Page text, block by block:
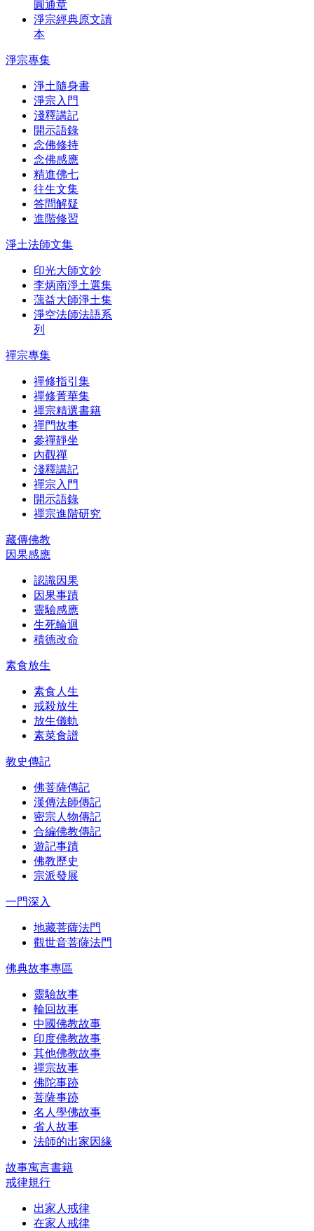
圓通章
淨宗經典原文讀
本
淨宗專集
淨土隨身書
淨宗入門
淺釋講記
開示語錄
念佛修持
念佛感應
精進佛七
往生文集
答問解疑
進階修習
淨土法師文集
印光大師文鈔
李炳南淨土選集
蕅益大師淨土集
淨空法師法語系
列
禪宗專集
禪修指引集
禪修菁華集
禪宗精選書籍
禪門故事
參禪靜坐
內觀禪
淺釋講記
禪宗入門
開示語錄
禪宗進階研究
藏傳佛教
因果感應
認識因果
因果事蹟
靈驗感應
生死輪迴
積德改命
素食放生
素食人生
戒殺放生
放生儀軌
素菜食譜
教史傳記
佛菩薩傳記
漢傳法師傳記
密宗人物傳記
合編佛教傳記
遊記事蹟
佛教歷史
宗派發展
一門深入
地藏菩薩法門
觀世音菩薩法門
佛典故事專區
靈驗故事
輪回故事
中國佛教故事
印度佛教故事
其他佛教故事
禪宗故事
佛陀事跡
菩薩事跡
名人學佛故事
省人故事
法師的出家因緣
故事寓言書籍
戒律規行
出家人戒律
在家人戒律